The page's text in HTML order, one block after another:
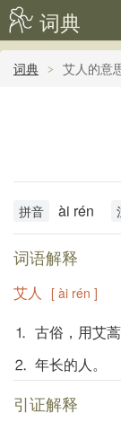
词典
词典 艾人的意
拼音 ài rén
词语解释
艾人 [ ài rén ]
⒈ 古俗，用艾蒿
⒉ 年长的人。
引证解释